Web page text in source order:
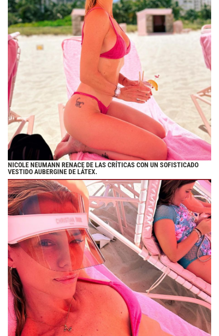
NICOLE NEUMANN RENACE DE LAS CRÍTICAS CON UN SOFISTICADO
VESTIDO AUBERGINE DE LÁTEX.